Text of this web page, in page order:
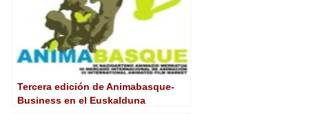
Tercera edición de Animabasque-
Business en el Euskalduna